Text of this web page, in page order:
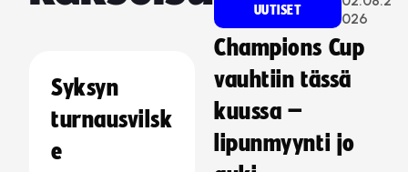
Syksyn
turnausvilsk
e
UUTISET
026
Champions Cup
vauhtiin tässä
kuussa –
lipunmyynti jo